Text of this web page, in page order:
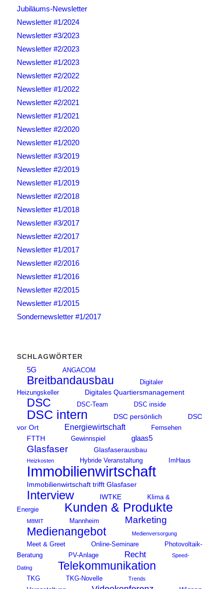
Jubiläums-Newsletter
Newsletter #1/2024
Newsletter #3/2023
Newsletter #2/2023
Newsletter #1/2023
Newsletter #2/2022
Newsletter #1/2022
Newsletter #2/2021
Newsletter #1/2021
Newsletter #2/2020
Newsletter #1/2020
Newsletter #3/2019
Newsletter #2/2019
Newsletter #1/2019
Newsletter #2/2018
Newsletter #1/2018
Newsletter #3/2017
Newsletter #2/2017
Newsletter #1/2017
Newsletter #2/2016
Newsletter #1/2016
Newsletter #2/2015
Newsletter #1/2015
Sondernewsletter #1/2017
SCHLAGWÖRTER
5G ANGACOM
Breitbandausbau
Digitaler
Heizungskeller
Digitales Quartiersmanagement
DSC DSC-Team DSC inside
DSC intern DSC persönlich
DSC
vor Ort
Energiewirtschaft Fernsehen
FTTH Gewinnspiel glaas5
Glasfaser Glasfaserausbau
Heizkosten Hybride Veranstaltung ImHaus
Immobilienwirtschaft
Immobilienwirtschaft trifft Glasfaser
Interview IWTKE
Klima &
Energie
Kunden & Produkte
M8MIT Mannheim Marketing
Medienangebot Medienversorgung
Meet & Greet Online-Seminare
Photovoltaik-
Beratung
PV-Anlage Recht Speed-
Dating Telekommunikation
TKG TKG-Novelle Trends